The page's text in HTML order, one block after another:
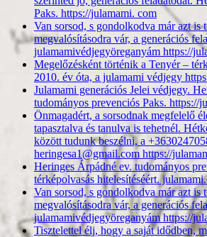
Paks. https://julamami. com
Van sorsod, s gondolkodva már azt is
megvalósításodra vár, a generációs
julamamivédjegyöreganyám https://
Megelőzésként történik a Tenyér –
2010. év óta, a julamami védjegy
Julamami generációs Jelei védjegy.
tudományos prevenciós Paks. https://
Önmagadért, a sorsodnak megfelelő
tapasztalva és tanulva is tehetnél.
között tudunk beszélni, a
heringesa1@gmail.com https://
Heringes Árpádné ev. tudományos
térképolvasás hitelesítéséért.
Van sorsod, s gondolkodva már azt is
megvalósításodra vár, a generációs
julamamivédjegyöreganyám https://
Tisztelettel élj, hogy a saját idődben,